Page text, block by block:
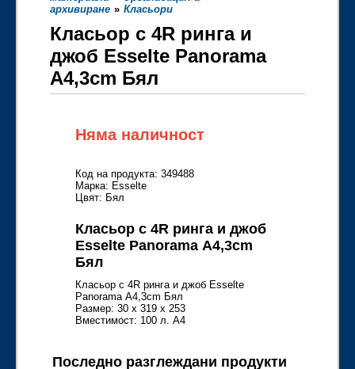
архивиране » Класьори
Класьор с 4R ринга и
джоб Esselte Panorama
А4,3cm Бял
Няма наличност
Код на продукта: 349488
Марка: Esselte
Цвят: Бял
Класьор с 4R ринга и джоб
Esselte Panorama А4,3cm
Бял
Класьор с 4R ринга и джоб Esselte
Panorama А4,3cm Бял
Размер: 30 x 319 x 253
Вместимост: 100 л. A4
Последно разглеждани продукти